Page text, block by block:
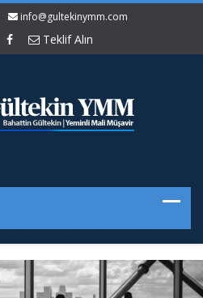
info@gultekinymm.com
Teklif Alın